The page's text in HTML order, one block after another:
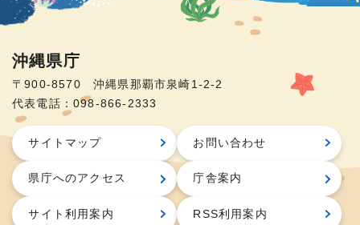
沖縄県庁
〒900-8570 沖縄県那覇市泉崎1-2-2
代表電話：098-866-2333
サイトマップ お問い合わせ
県庁へのアクセス 庁舎案内
サイト利用案内 RSS利用案内